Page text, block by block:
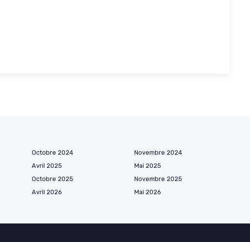
Octobre 2024
Novembre 2024
Avril 2025
Mai 2025
Octobre 2025
Novembre 2025
Avril 2026
Mai 2026